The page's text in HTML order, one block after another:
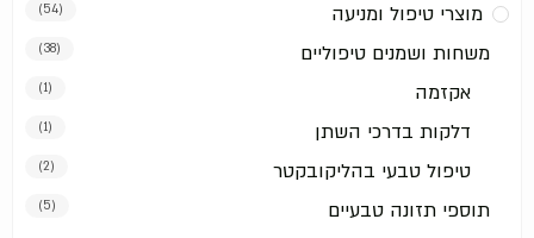
מוצרי טיפול ומניעה (54)
משחות ושמנים טיפוליים (38)
אקזמה (1)
דלקות בדרכי השתן (1)
טיפול טבעי בהליקובקטר (2)
תוספי תזונה טבעיים (5)